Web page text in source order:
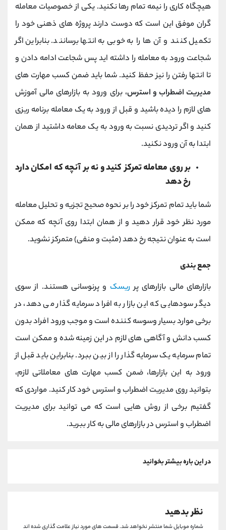
هیچگاه کاری را نیمه تمام رها نکنید. یکی از خصوصیات معامله
‌گران موفق این است که دوست دارند پروژه‌ های ذهنی خود را
تکمیل کنند و آن ها را به خوبی به انتها برسانند. بنابراین اگر
شجاعت ورود به معامله را داشته اید پس شجاعت ادامه دادن و
تا انتها رفتن را نیز حفظ کنید. شما باید ضمن کسب مهارت های
مدیریت اضطراب و استرس، برای ورود به بازارهای مالی آموزش
های لازم را دیده باشید و قبل از ورود به یک معامله برنامه ریزی
کنید و اگر تردیدی نسبت به ورود به یک معامه داشتید از همان
ابتدا به آن ورود نکنید.
بر روی معامله تمرکز کنید و نه بر آنچه که امکان دارد
رخ دهد
شما باید تمام تمرکز خود را بر نحوه صحیح تجزیه و تحلیل معامله
مورد نظر خود قرار دهید و از همان ابتدا روی آنچه که ممکن
است به عنوان نتیجه رخ دهد (مثبت و منفی) متمرکز نشوید.
جمع بندی
بازارهای مالی بازارهای پر ریسک و پرنوسانی هستند. از سوی
دیگر سودهایی که این بازار به افراد سرمایه گذار می دهد، در
برخی موارد بسیار وسوسه کننده است و موجب ورود افراد بدون
کسب دانش و آگاهی های لازم در این زمینه شده و ممکن است
تمام سرمایه یک سرمایه گذار را از بین ببرد. بنابراین باید قبل از
ورود به این بازارها، ضمن کسب مهارت های معاملاتی لازم،
بتوانید روی مدیریت اضطراب و استرس خود کار کنید. مواردی که
گفتیم برخی از روش هایی است که می توانید برای مدیریت
اضطراب و استرس در بازارهای مالی به کار ببرید.
در این باره بیشتر بخوانید
نظر بدهید
شماره موبایل شما منتشر نخواهد شد.قسمت های مورد نیاز علامت گذاری شده اند